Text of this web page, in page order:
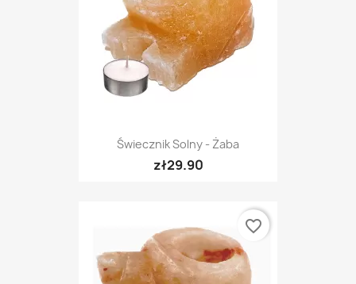
Świecznik Solny - Żaba
zł29.90
favorite_border